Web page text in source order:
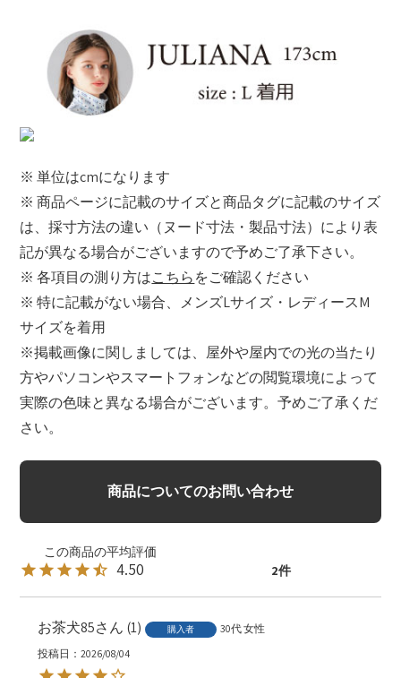
※ 単位はcmになります
※ 商品ページに記載のサイズと商品タグに記載のサイズ
は、採寸方法の違い（ヌード寸法・製品寸法）により表
記が異なる場合がございますので予めご了承下さい。
※ 各項目の測り方はこちらをご確認ください
※ 特に記載がない場合、メンズLサイズ・レディースM
サイズを着用
※掲載画像に関しましては、屋外や屋内での光の当たり
方やパソコンやスマートフォンなどの閲覧環境によって
実際の色味と異なる場合がございます。予めご了承くだ
さい。
商品についてのお問い合わせ
4.50 2
お茶犬85 1 購入者 30代女性
投稿日
2026/08/04